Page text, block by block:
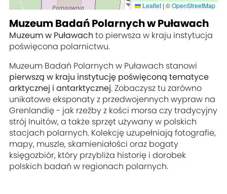
Leaflet | ©OpenStreetMap
Muzeum Badań Polarnych w Puławach
Muzeum w Puławachto pierwsza w kraju instytucja
poświęcona polarnictwu.
Muzeum Badań Polarnych w Puławach stanowi
pierwszą w kraju instytucję poświęconą tematyce
arktycznej i antarktycznej. Zobaczysz tu zarówno
unikatowe eksponaty z przedwojennych wypraw na
Grenlandię - jak rzeźby z kości morsa czy tradycyjny
strój Inuitów, a także sprzęt używany w polskich
stacjach polarnych. Kolekcję uzupełniają fotografie,
mapy, muszle, skamieniałości oraz bogaty
księgozbiór, który przybliża historię i dorobek
polskich badań w regionach polarnych.